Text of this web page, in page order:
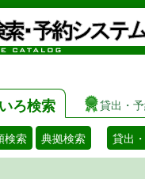
ろ検索 貸出・
検索 典拠検索 貸出